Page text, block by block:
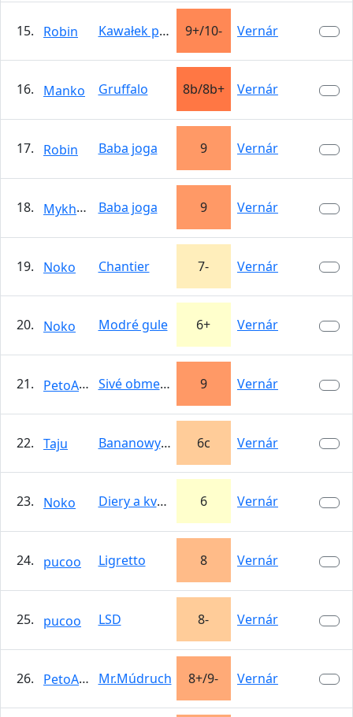
15. Robin Kawałek podłogi 9+/10- Vernár
16. Manko Gruffalo 8b/8b+ Vernár
17. Robin Baba joga 9 Vernár
18. Mykhailo Baba joga 9 Vernár
19. Noko Chantier 7- Vernár
20. Noko Modré gule 6+ Vernár
21. PetoAlkkro Sivé obmedzenia 9 Vernár
22. Taju Bananowy zel 6c Vernár
23. Noko Diery a kvety 6 Vernár
24. pucoo Ligretto 8 Vernár
25. pucoo LSD 8- Vernár
26. PetoAlkkro Mr.Múdruch 8+/9- Vernár